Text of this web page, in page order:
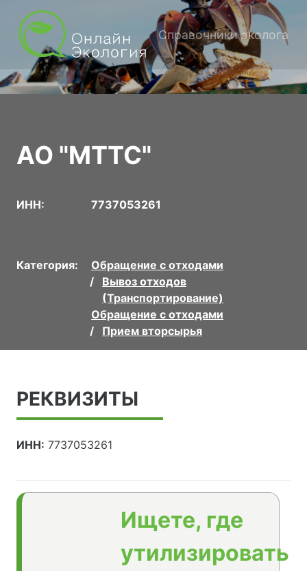
Справочники эколога
АО "МТТС"
ИНН: 7737053261
Категория:
Обращение с отходами
Вывоз отходов
(Транспортирование)
Обращение с отходами
Прием вторсырья
РЕКВИЗИТЫ
ИНН: 7737053261
Ищете, где
утилизировать